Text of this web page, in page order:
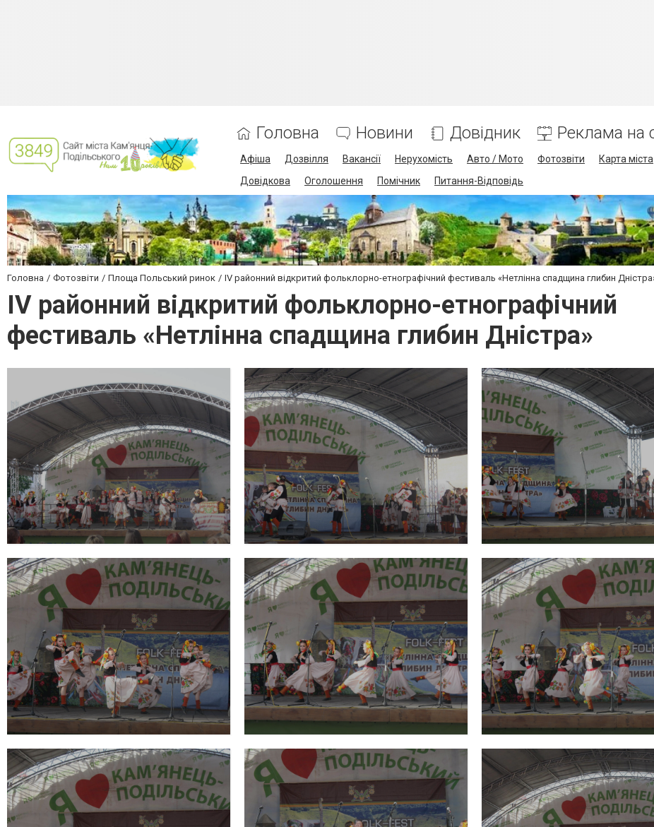
Головна Новини Довідник Реклама на
Афіша Дозвілля Вакансії Нерухомість Авто / Мото Фотозвіти Карта міста
Довідкова
Оголошення Помічник Питання-Відповідь
Головна Фотозвіти Площа Польський ринок IV районний відкритий фольклорно-етнографічний фестиваль «Нетлінна спадщина глибин
IV районний відкритий фольклорно-етнографічний
фестиваль «Нетлінна спадщина глибин Дністра»